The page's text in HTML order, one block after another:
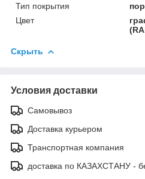
Тип покрытия
Цвет
Скрыть
Условия доставки
Самовывоз
Доставка курьером
Транспортная компания
доставка по КАЗАХСТАНУ -